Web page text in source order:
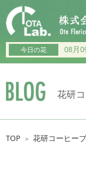
今日の花 08月
花研
TOP ＞ 花研コーヒー